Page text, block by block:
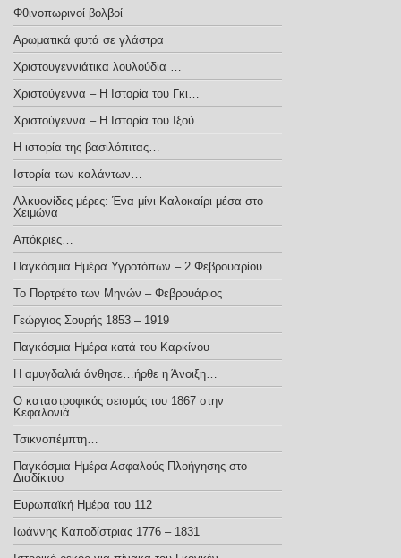
Φθινοπωρινοί βολβοί
Αρωματικά φυτά σε γλάστρα
Χριστουγεννιάτικα λουλούδια …
Χριστούγεννα – H Iστορία του Γκι…
Χριστούγεννα – Η Ιστορία του Ιξού…
Η ιστορία της βασιλόπιτας…
Ιστορία των καλάντων…
Αλκυονίδες μέρες: Ένα μίνι Καλοκαίρι μέσα στο
Χειμώνα
Απόκριες…
Παγκόσμια Ημέρα Υγροτόπων – 2 Φεβρουαρίου
Το Πορτρέτο των Μηνών – Φεβρουάριος
Γεώργιος Σουρής 1853 – 1919
Παγκόσμια Ημέρα κατά του Καρκίνου
Η αμυγδαλιά άνθησε…ήρθε η Άνοιξη…
Ο καταστροφικός σεισμός του 1867 στην
Κεφαλονιά
Τσικνοπέμπτη…
Παγκόσμια Ημέρα Ασφαλούς Πλοήγησης στο
Διαδίκτυο
Ευρωπαϊκή Ημέρα του 112
Ιωάννης Καποδίστριας 1776 – 1831